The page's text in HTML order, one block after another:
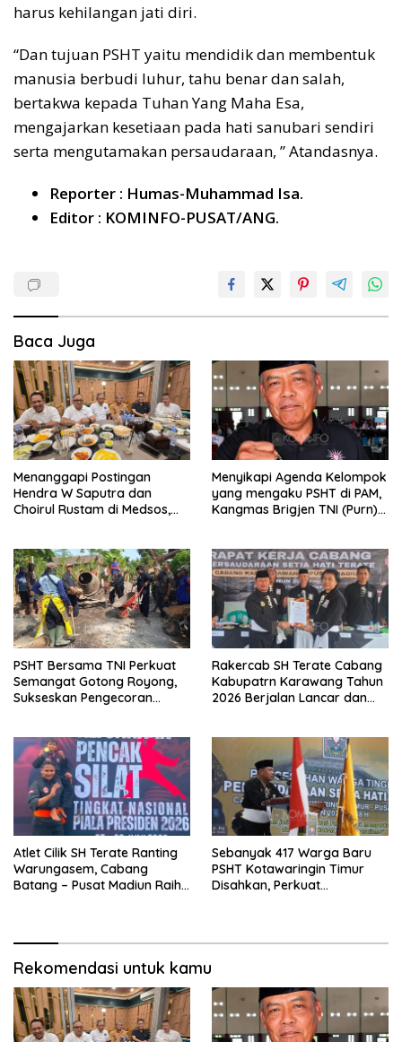
harus kehilangan jati diri.
“Dan tujuan PSHT yaitu mendidik dan membentuk
manusia berbudi luhur, tahu benar dan salah,
bertakwa kepada Tuhan Yang Maha Esa,
mengajarkan kesetiaan pada hati sanubari sendiri
serta mengutamakan persaudaraan, ” Atandasnya.
Reporter : Humas-Muhammad Isa.
Editor : KOMINFO-PUSAT/ANG.
Baca Juga
Menanggapi Postingan
Hendra W Saputra dan
Choirul Rustam di Medsos,
Menyikapi Agenda Kelompok
yang mengaku PSHT di PAM,
Kangmas Brigjen TNI (Purn)
PSHT Bersama TNI Perkuat
Semangat Gotong Royong,
Sukseskan Pengecoran
Rakercab SH Terate Cabang
Kabupatrn Karawang Tahun
2026 Berjalan Lancar dan
Atlet Cilik SH Terate Ranting
Warungasem, Cabang
Batang – Pusat Madiun Raih
Sebanyak 417 Warga Baru
PSHT Kotawaringin Timur
Disahkan, Perkuat
Rekomendasi untuk kamu